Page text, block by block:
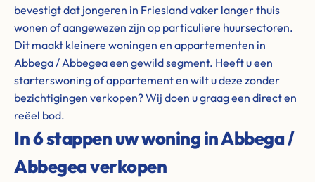
bevestigt dat jongeren in Friesland vaker langer thuis
wonen of aangewezen zijn op particuliere huursectoren.
Dit maakt kleinere woningen en appartementen in
Abbega / Abbegea een gewild segment. Heeft u een
starterswoning of appartement en wilt u deze zonder
bezichtigingen verkopen? Wij doen u graag een direct en
reëel bod.
In 6 stappen uw woning in Abbega /
Abbegea verkopen